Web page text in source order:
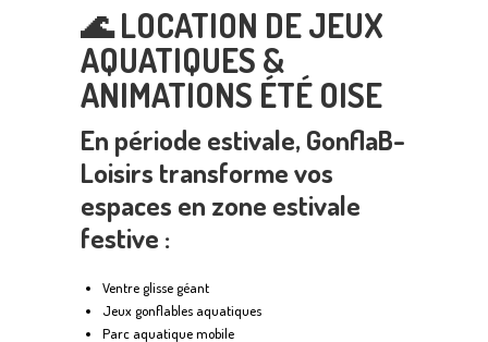
🌊LOCATION DE JEUX
AQUATIQUES &
ANIMATIONS ÉTÉ OISE
En période estivale, GonflaB-
Loisirs transforme vos
espaces en zone estivale
festive :
Ventre glisse géant
Jeux gonflables aquatiques
Parc aquatique mobile